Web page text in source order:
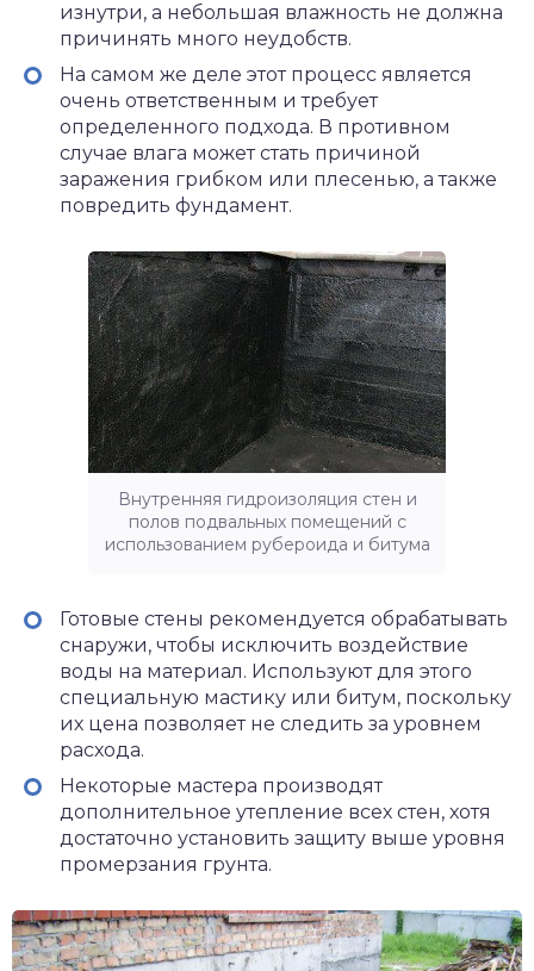
изнутри, а небольшая влажность не должна
причинять много неудобств.
На самом же деле этот процесс является
очень ответственным и требует
определенного подхода. В противном
случае влага может стать причиной
заражения грибком или плесенью, а также
повредить фундамент.
Внутренняя гидроизоляция стен и
полов подвальных помещений с
использованием рубероида и битума
Готовые стены рекомендуется обрабатывать
снаружи, чтобы исключить воздействие
воды на материал. Используют для этого
специальную мастику или битум, поскольку
их цена позволяет не следить за уровнем
расхода.
Некоторые мастера производят
дополнительное утепление всех стен, хотя
достаточно установить защиту выше уровня
промерзания грунта.